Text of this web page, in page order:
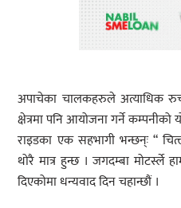
अपाचेका चालकहरुले अत्याधिक
क्षेत्रमा पनि आयोजना गर्ने कम्पनीको
राइडका एक सहभागी भन्छन्ः “
थोरै मात्र हुन्छ । जगदम्बा मोटर्स्ले
दिएकोमा धन्यवाद दिन चहान्छौं ।